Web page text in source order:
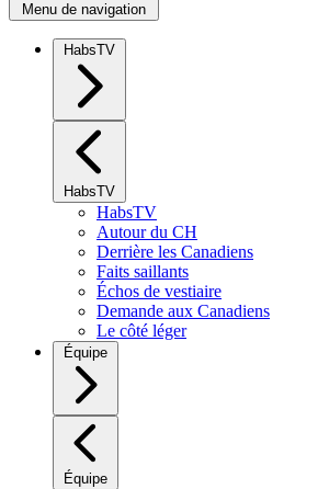
Menu de navigation
HabsTV
HabsTV
HabsTV
Autour du CH
Derrière les Canadiens
Faits saillants
Échos de vestiaire
Demande aux Canadiens
Le côté léger
Équipe
Équipe